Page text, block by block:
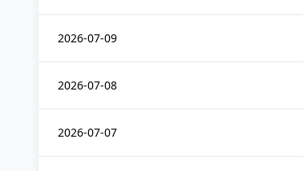
2026-07-09
2026-07-08
2026-07-07